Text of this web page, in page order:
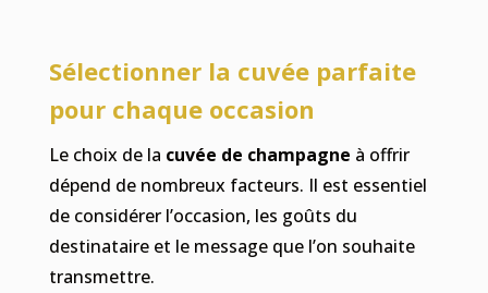
Sélectionner la cuvée parfaite
pour chaque occasion
Le choix de la cuvée de champagne à offrir
dépend de nombreux facteurs. Il est essentiel
de considérer l’occasion, les goûts du
destinataire et le message que l’on souhaite
transmettre.